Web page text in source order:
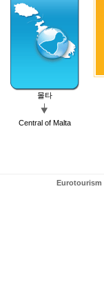
몰타
Central of Malta
Eurotourism